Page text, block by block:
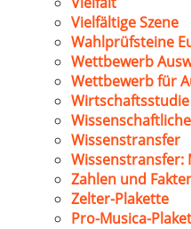
Vielfältige Szene
Wahlprüfsteine
Wettbewerb
Wettbewerb für
Wirtschaftsstudie
Wissenstransfer
Wissenstransfer:
Zahlen und
Zelter-Plakette
Pro-Musica-